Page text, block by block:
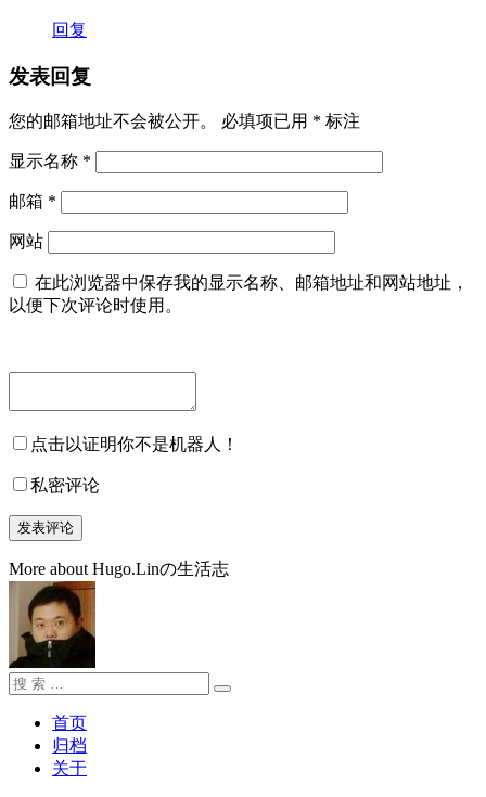
回复
发表回复
您的邮箱地址不会被公开。 必填项已用 * 标注
显示名称 *
邮箱 *
网站
在此浏览器中保存我的显示名称、邮箱地址和网站地址，
以便下次评论时使用。
点击以证明你不是机器人！
私密评论
More about Hugo.Linの生活志
搜
搜
首页
归档
关于